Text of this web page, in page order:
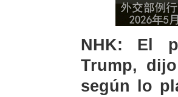
NHK: El
Trump,
según lo